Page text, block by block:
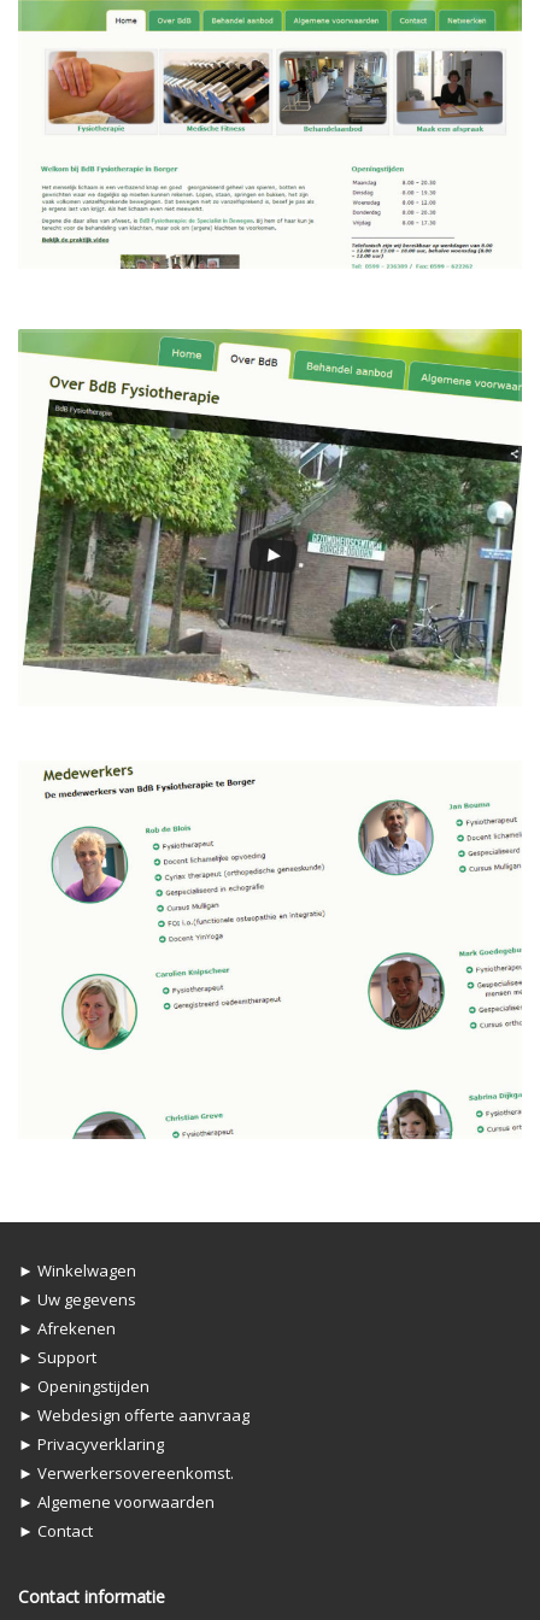
logopedie en verloskunde alsParamedisch Centrum Borger
zijn gevestigd. Op deze nieuwe locatie was het goed mogelijk een
ruime oefenzaal in te richten met modern fitnessmateriaal
om zo de mogelijkheden voor optimale revalidatie te verbeteren.
In 2012 waren wij genoodzaakt om een andere locatie voor de
praktijk te zoeken, dit in verband met de plannen die de
gemeente heeft om het centrum van Borger te veranderen. De
praktijk is op dit moment gevestigd in het oude politiebureau
aan de hoofdstraat in Borger (naast het OMC). Deze verhuizing heeft
het mogelijk gemaakt om het paramedisch centrum
verder uit te breiden. Inmiddels werken we naast logopedie en
Binnen onze praktijk zijn we werkzaam met 6Fysiotherapeuten en 1
Secretaresse.
► Winkelwagen
► Uw gegevens
► Afrekenen
► Support
► Openingstijden
► Webdesign offerte aanvraag
► Privacyverklaring
► Verwerkersovereenkomst.
► Algemene voorwaarden
► Contact
Contact informatie